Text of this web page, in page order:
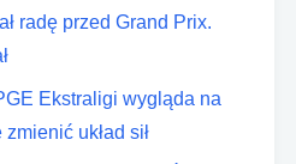
radę przed Grand Prix.
Ekstraligi wygląda na
układ sił